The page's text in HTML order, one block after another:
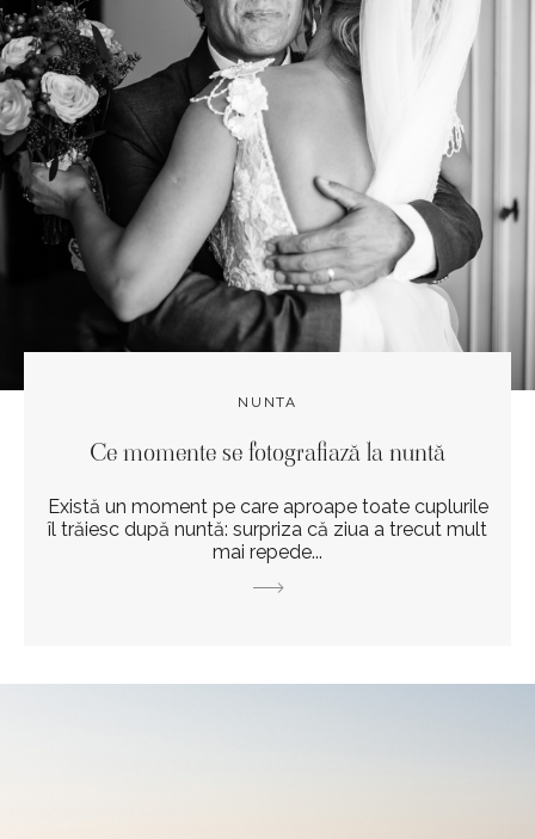
NUNTA
Ce momente se fotografiază la nuntă
Există un moment pe care aproape toate cuplurile
îl trăiesc după nuntă: surpriza că ziua a trecut mult
mai repede...